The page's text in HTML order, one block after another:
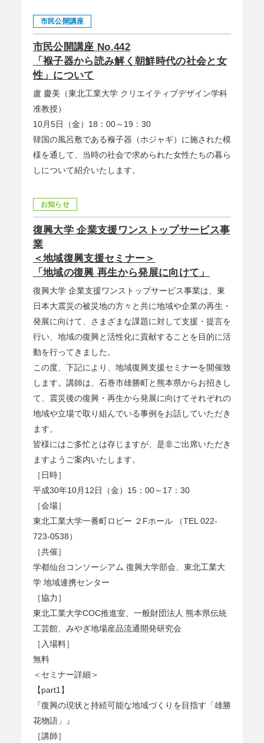
市民公開講座
市民公開講座 No.442
「褓子器から読み解く朝鮮時代の社会と女
性」について
盧 慶美（東北工業大学 クリエイティブデザイン学科
准教授）
10月5日（金）18：00～19：30
韓国の風呂敷である褓子器（ホジャギ）に施された模
様を通して、当時の社会で求められた女性たちの暮ら
しについて紹介いたします。
お知らせ
復興大学 企業支援ワンストップサービス事
業
＜地域復興支援セミナー＞
「地域の復興 再生から発展に向けて」
復興大学 企業支援ワンストップサービス事業は、東
日本大震災の被災地の方々と共に地域や企業の再生・
発展に向けて、さまざまな課題に対して支援・提言を
行い、地域の復興と活性化に貢献することを目的に活
動を行ってきました。
この度、下記により、地域復興支援セミナーを開催致
します。講師は、石巻市雄勝町と熊本県からお招きし
て、震災後の復興・再生から発展に向けてそれぞれの
地域や立場で取り組んでいる事例をお話していただき
ます。
皆様にはご多忙とは存じますが、是非ご出席いただき
ますようご案内いたします。
［日時］
平成30年10月12日（金）15：00～17：30
［会場］
東北工業大学一番町ロビー ２Fホール （TEL 022-
723-0538）
［共催］
学都仙台コンソーシアム 復興大学部会、東北工業大
学 地域連携センター
［協力］
東北工業大学COC推進室、一般財団法人 熊本県伝統
工芸館、みやぎ地場産品流通開発研究会
［入場料］
無料
＜セミナー詳細＞
【part1】
『復興の現状と持続可能な地域づくりを目指す「雄勝
花物語」』
［講師］